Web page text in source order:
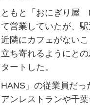
もと「おにぎり屋
営業していたが、
隣にカフェがない
ち寄れるようにと
ートした。
」の従業員だっ
ンレストランや千